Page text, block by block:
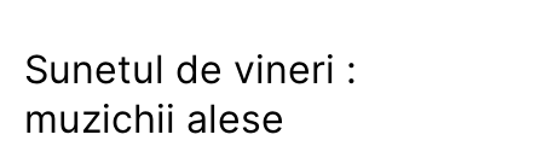
Sunetul de vineri :
muzichii alese